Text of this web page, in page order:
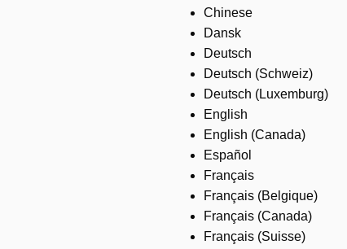
Chinese
Dansk
Deutsch
Deutsch (Schweiz)
Deutsch (Luxemburg)
English
English (Canada)
Español
Français
Français (Belgique)
Français (Canada)
Français (Suisse)